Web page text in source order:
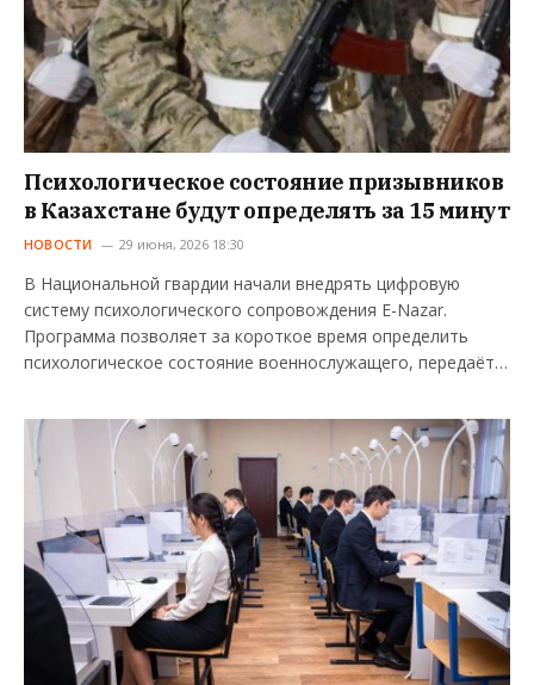
Психологическое состояние призывников
в Казахстане будут определять за 15 минут
НОВОСТИ 29 июня, 2026 18:30
В Национальной гвардии начали внедрять цифровую
систему психологического сопровождения E-Nazar.
Программа позволяет за короткое время определить
психологическое состояние военнослужащего, передаёт…